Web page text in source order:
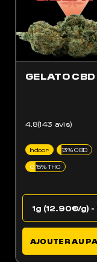
AJOUTER AU
GELATO CBD
Indoor 13% CBD
0.15% THC
4.8(143 avis)